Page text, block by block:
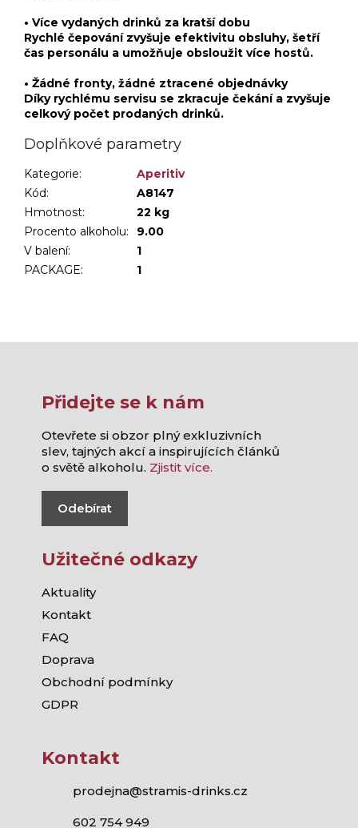
• Více vydaných drinků za kratší dobu
Rychlé čepování zvyšuje efektivitu obsluhy, šetří
čas personálu a umožňuje obsloužit více hostů.
• Žádné fronty, žádné ztracené objednávky
Díky rychlému servisu se zkracuje čekání a zvyšuje
celkový počet prodaných drinků.
Doplňkové parametry
Kategorie:
Aperitiv
Kód:
A8147
Hmotnost:
22 kg
Procento alkoholu:
9.00
V balení:
1
PACKAGE: 1
Přidejte se k nám
Otevřete si obzor plný exkluzivních
slev, tajných akcí a inspirujících článků
o světě alkoholu. Zjistit více.
Odebírat
Užitečné odkazy
Aktuality
Kontakt
FAQ
Doprava
Obchodní podmínky
GDPR
Kontakt
prodejna@stramis-drinks.cz
602 754 949